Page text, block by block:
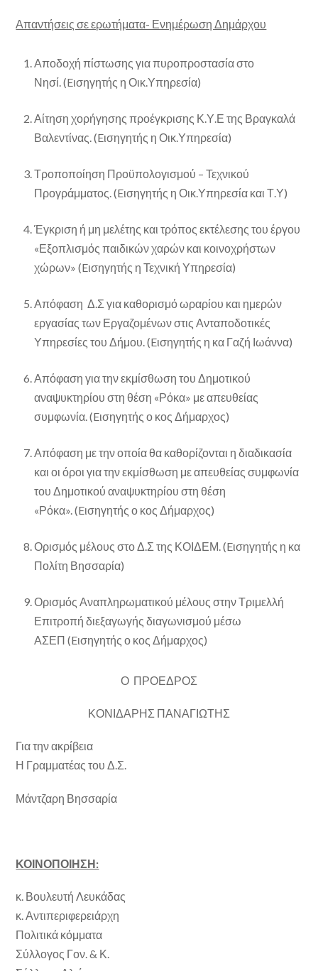
Απαντήσεις σε ερωτήματα- Ενημέρωση Δημάρχου
Αποδοχή πίστωσης για πυροπροστασία στο
Νησί. (Eισηγητής η Οικ.Υπηρεσία)
Αίτηση χορήγησης προέγκρισης Κ.Υ.Ε της Βραγκαλά
Βαλεντίνας. (Eισηγητής η Οικ.Υπηρεσία)
Τροποποίηση Προϋπολογισμού – Τεχνικού
Προγράμματος. (Eισηγητής η Οικ.Υπηρεσία και Τ.Υ)
Έγκριση ή μη μελέτης και τρόπος εκτέλεσης του έργου
«Εξοπλισμός παιδικών χαρών και κοινοχρήστων
χώρων» (Eισηγητής η Τεχνική Υπηρεσία)
Απόφαση Δ.Σ για καθορισμό ωραρίου και ημερών
εργασίας των Εργαζομένων στις Ανταποδοτικές
Υπηρεσίες του Δήμου. (Eισηγητής η κα Γαζή Ιωάννα)
Απόφαση για την εκμίσθωση του Δημοτικού
αναψυκτηρίου στη θέση «Ρόκα» με απευθείας
συμφωνία. (Eισηγητής ο κος Δήμαρχος)
Απόφαση με την οποία θα καθορίζονται η διαδικασία
και οι όροι για την εκμίσθωση με απευθείας συμφωνία
του Δημοτικού αναψυκτηρίου στη θέση
«Ρόκα». (Eισηγητής ο κος Δήμαρχος)
Ορισμός μέλους στο Δ.Σ της ΚΟΙΔΕΜ. (Eισηγητής η κα
Πολίτη Βησσαρία)
Ορισμός Αναπληρωματικού μέλους στην Τριμελλή
Επιτροπή διεξαγωγής διαγωνισμού μέσω
ΑΣΕΠ (Eισηγητής ο κος Δήμαρχος)
Ο ΠΡΟΕΔΡΟΣ
ΚΟΝΙΔΑΡΗΣ ΠΑΝΑΓΙΩΤΗΣ
Για την ακρίβεια
Η Γραμματέας του Δ.Σ.
Μάντζαρη Βησσαρία
ΚΟΙΝΟΠΟΙΗΣΗ:
κ. Βουλευτή Λευκάδας
κ. Αντιπεριφερειάρχη
Πολιτικά κόμματα
Σύλλογος Γον. & Κ.